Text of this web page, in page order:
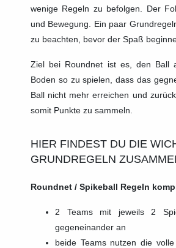
wenige Regeln zu befolgen. Der
und Bewegung. Ein paar
zu beachten, bevor der Spaß
Ziel bei Roundnet ist es, den Ball
Boden so zu spielen, dass das
Ball nicht mehr erreichen und
somit Punkte zu sammeln.
HIER FINDEST DU DIE
GRUNDREGELN
Roundnet / Spikeball Regeln
2 Teams mit jeweils 2
gegeneinander an
beide Teams nutzen die